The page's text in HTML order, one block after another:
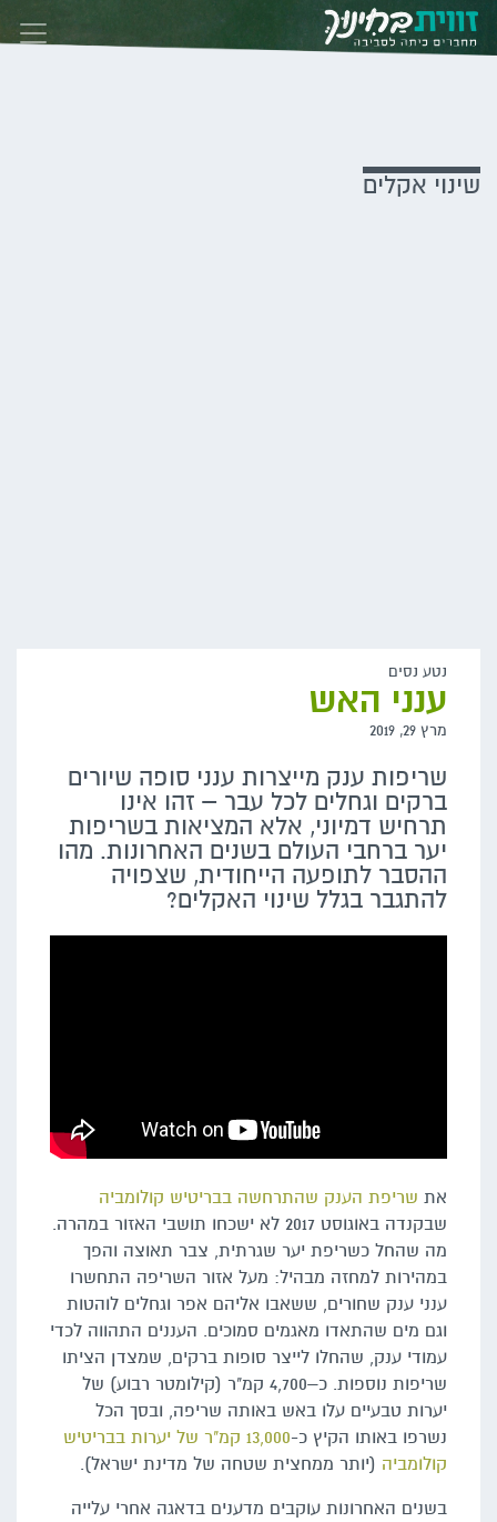
Skip to content
שינוי אקלים
נטע נסים
ענני האש
מרץ 29, 2019
שריפות ענק מייצרות ענני סופה שיורים
ברקים וגחלים לכל עבר – זהו אינו
תרחיש דמיוני, אלא המציאות בשריפות
יער ברחבי העולם בשנים האחרונות. מהו
ההסבר לתופעה הייחודית, שצפויה
להתגבר בגלל שינוי האקלים?
את שריפת הענק שהתרחשה בבריטיש קולומביה
שבקנדה באוגוסט 2017 לא ישכחו תושבי האזור במהרה.
מה שהחל כשריפת יער שגרתית, צבר תאוצה והפך
במהירות למחזה מבהיל: מעל אזור השריפה התחשרו
ענני ענק שחורים, ששאבו אליהם אפר וגחלים לוהטות
וגם מים שהתאדו מאגמים סמוכים. העננים התהווה לכדי
עמודי ענק, שהחלו לייצר סופות ברקים, שמצדן הציתו
שריפות נוספות. כ–4,700 קמ"ר (קילומטר רבוע) של
יערות טבעיים עלו באש באותה שריפה, ובסך הכל
נשרפו באותו הקיץ כ-
13,000 קמ"ר של יערות בבריטיש
קולומביה (יותר ממחצית שטחה של מדינת ישראל).
בשנים האחרונות עוקבים מדענים בדאגה אחרי עלייה